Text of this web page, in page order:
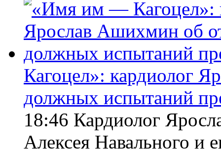
Кагоцел»: кардиолог
должных испытаний
18:46 Кардиолог
Алексея Навального и